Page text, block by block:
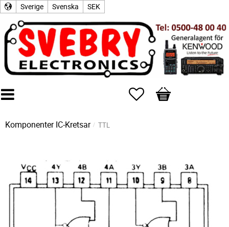
Sverige Svenska SEK
Favoriter
Kundvagn
Komponenter IC-Kretsar TTL